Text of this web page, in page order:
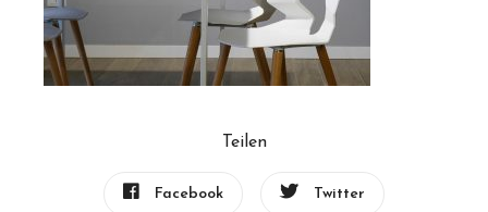
Teilen
Facebook Twitter